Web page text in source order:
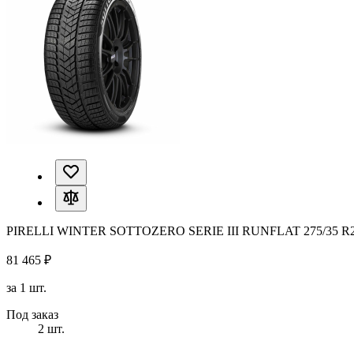
PIRELLI WINTER SOTTOZERO SERIE III RUNFLAT 275/35
81 465 ₽
за 1 шт.
Под заказ
2 шт.